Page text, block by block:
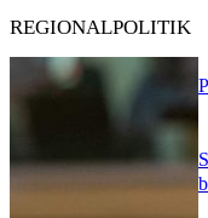
REGIONALPOLITIK